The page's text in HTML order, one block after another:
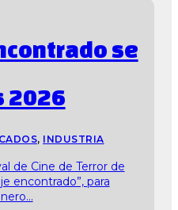
se
2026
, INDUSTRIA
de Cine de Terror de
encontrado”, para